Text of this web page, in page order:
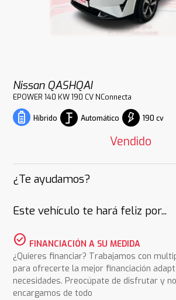
Nissan QASHQAI
EPOWER 140 KW 190 CV NConnecta
Híbrido Automático 190 cv
Vendido
¿Te ayudamos?
Este vehículo te hará feliz por...
check_circle FINANCIACIÓN A SU MEDIDA
¿Quieres financiar? Trabajamos con
para ofrecerte la mejor financiación
necesidades. Preocúpate de disfrutar y
encargamos de todo